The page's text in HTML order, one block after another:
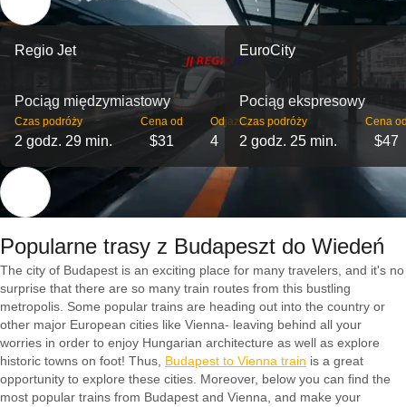
Regio Jet
Pociąg międzymiastowy
Czas podróży
2 godz. 29 min.
Cena od
$31
Odjazdy
4
EuroCity
Pociąg ekspresowy
Czas podróży
2 godz. 25 min.
Cena
$47
Popularne trasy z Budapeszt do Wiedeń
The city of Budapest is an exciting place for many travelers, and it's no
surprise that there are so many train routes from this bustling
metropolis. Some popular trains are heading out into the country or
other major European cities like Vienna- leaving behind all your
worries in order to enjoy Hungarian architecture as well as explore
historic towns on foot! Thus, Budapest to Vienna train is a great
opportunity to explore these cities. Moreover, below you can find the
most popular trains from Budapest and Vienna, and make your